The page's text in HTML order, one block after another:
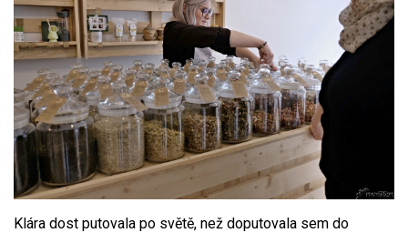
Klára dost putovala po světě, než doputovala sem do